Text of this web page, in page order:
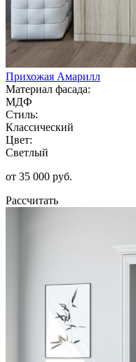
Прихожая Амарилл
Материал фасада:
МДФ
Стиль:
Классический
Цвет:
Светлый
от 35 000 руб.
Рассчитать